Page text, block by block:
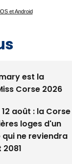
est la
Corse 2026
août : la Corse
loges d'un
ne reviendra